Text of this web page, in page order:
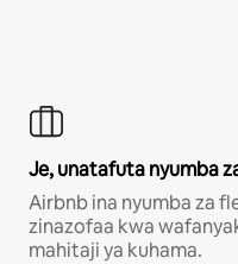
Je, unatafuta nyumba
Airbnb ina nyumba za
zinazofaa kwa
mahitaji ya kuhama.